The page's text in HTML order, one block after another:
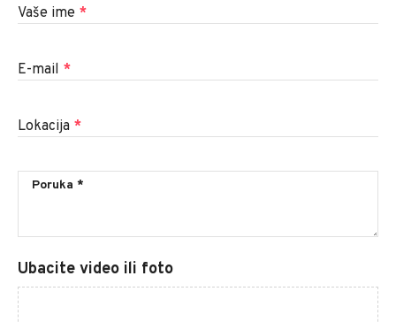
Vaše ime *
E-mail *
Lokacija *
Ubacite video ili foto